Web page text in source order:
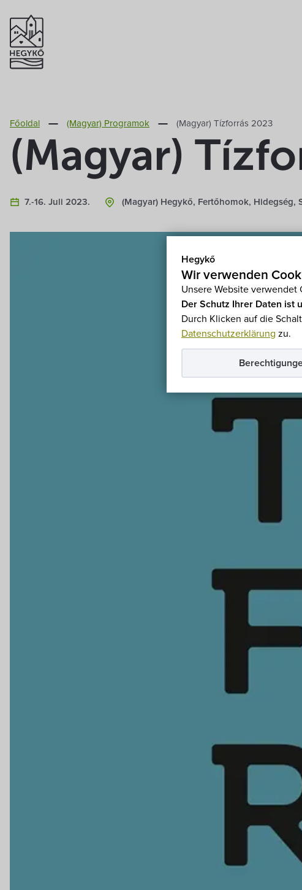
Hegykő
Wir verwenden
Unsere Website
Der Schutz Ihrer Daten ist
Durch Klicken auf die
Datenschutzerklärung zu.
Főoldal (Magyar) Programok (Magyar) Tízforrás 2023
(Magyar)
7.-16. Juli 2023. (Magyar) Hegykő, Fertőhomok, Hidegség,